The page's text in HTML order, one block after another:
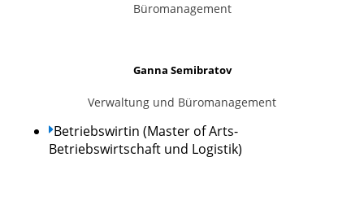
Büromanagement
Ganna Semibratov
Verwaltung und Büromanagement
Betriebswirtin (Master of Arts-
Betriebswirtschaft und Logistik)